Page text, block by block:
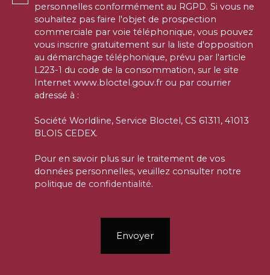
personnelles conformément au RGPD. Si vous ne
souhaitez pas faire l'objet de prospection
commerciale par voie téléphonique, vous pouvez
vous inscrire gratuitement sur la liste d'opposition
au démarchage téléphonique, prévu par l'article
L223-1 du code de la consommation, sur le site
Internet www.bloctel.gouv.fr ou par courrier
adressé à :
Société Worldline, Service Bloctel, CS 61311, 41013
BLOIS CEDEX.
Pour en savoir plus sur le traitement de vos
données personnelles, veuillez consulter notre
politique de confidentialité.
Envoyer